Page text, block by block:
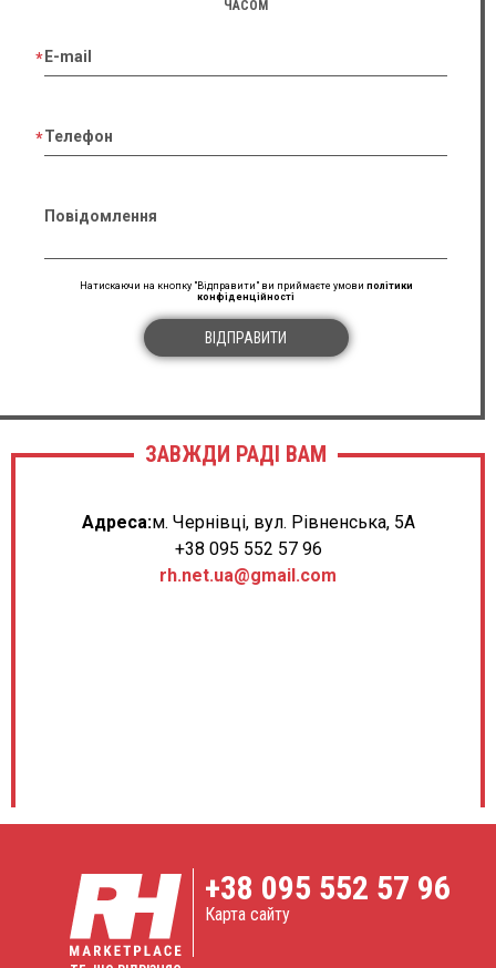
ЧАСОМ
E-mail
Телефон
Повідомлення
Натискаючи на кнопку "Відправити" ви приймаєте умови політики
конфіденційності
ВІДПРАВИТИ
ЗАВЖДИ РАДІ ВАМ
Адреса:м. Чернівці, вул. Рівненська, 5А
+38 095 552 57 96
rh.net.ua@gmail.com
+38 095 552 57 96
Карта сайту